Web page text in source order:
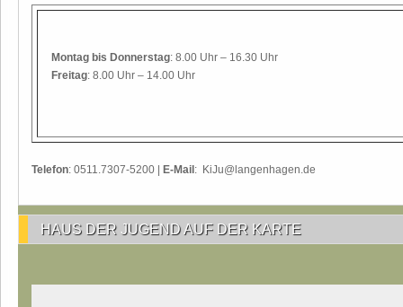
Montag bis Donnerstag: 8.00 Uhr – 16.30 Uhr
Freitag: 8.00 Uhr – 14.00 Uhr
Telefon: 0511.7307-5200 | E-Mail: KiJu@langenhagen.de
HAUS DER JUGEND AUF DER KARTE